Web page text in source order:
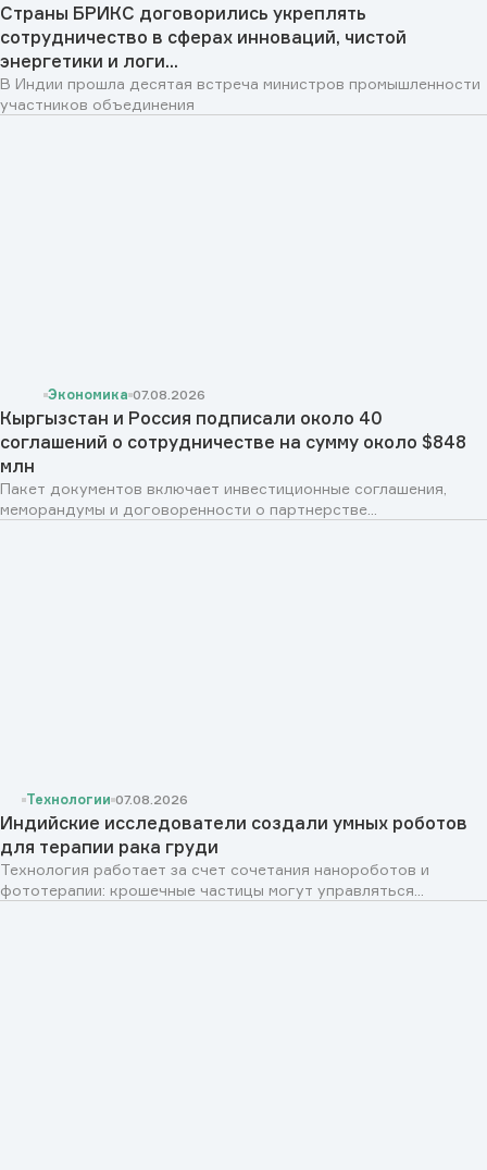
Страны БРИКС договорились укреплять
сотрудничество в сферах инноваций, чистой
энергетики и логи...
В Индии прошла десятая встреча министров промышленности
участников объединения
Экономика 07.08.2026
Кыргызстан и Россия подписали около 40
соглашений о сотрудничестве на сумму около $848
млн
Пакет документов включает инвестиционные соглашения,
меморандумы и договоренности о партнерстве...
Технологии 07.08.2026
Индийские исследователи создали умных роботов
для терапии рака груди
Технология работает за счет сочетания нанороботов и
фототерапии: крошечные частицы могут управляться...